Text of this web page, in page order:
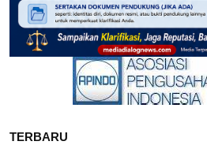
TERBARU